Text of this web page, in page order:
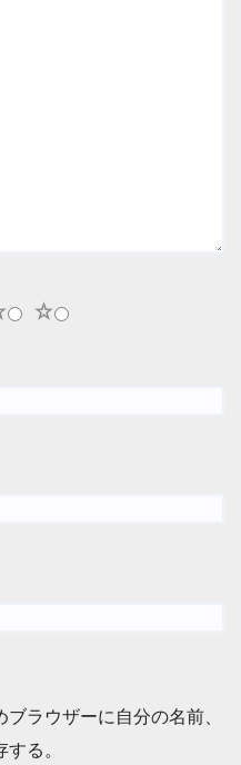
5
ラウザーに自分の名前、
る。